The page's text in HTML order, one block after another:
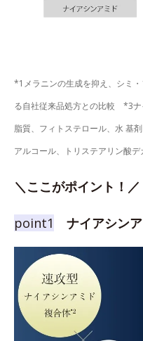
*1メラニンの生成を抑え、シミ
る自社従来品処方との比較 *3ナ
脂質、フィトステロール、水 基
アルコール、トリステアリン酸
＼ここがポイント！／
point1 ナイアシン